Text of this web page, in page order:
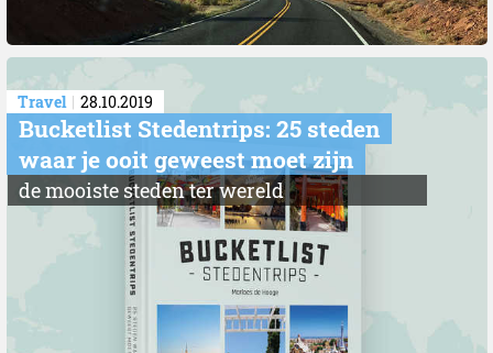
Travel 28.10.2019
Bucketlist Stedentrips: 25 steden
waar je ooit geweest moet zijn
de mooiste steden ter wereld